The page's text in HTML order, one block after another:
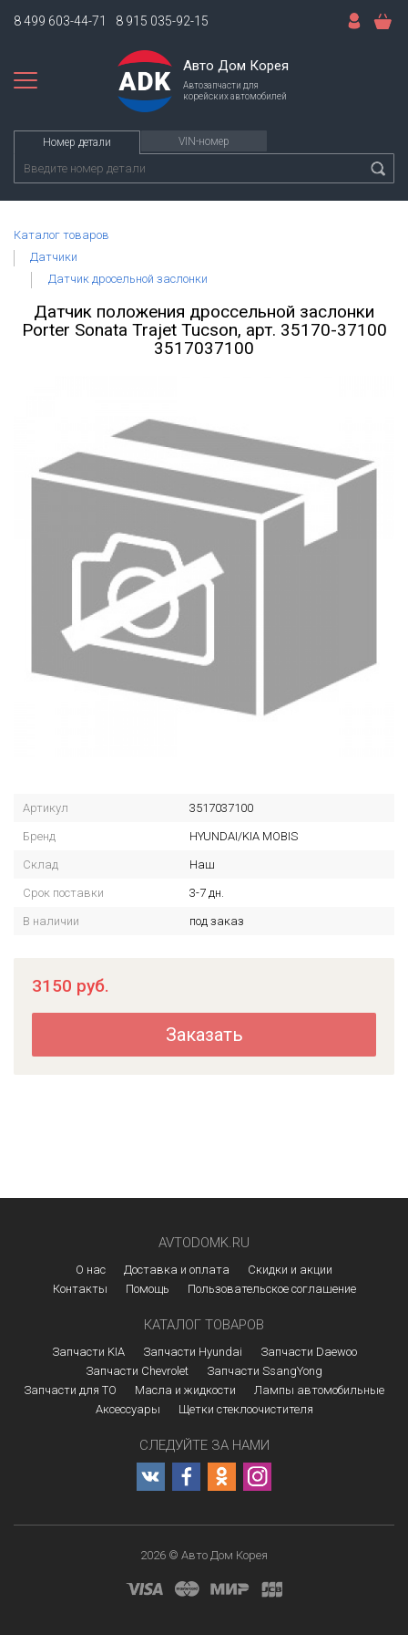
8 499 603-44-71 8 915 035-92-15
Авто Дом Корея
Автозапчасти для
корейских автомобилей
Номер детали VIN-номер
Каталог товаров
Датчики
Датчик дросельной заслонки
Датчик положения дроссельной заслонки
Porter Sonata Trajet Tucson, арт. 35170-37100
3517037100
Артикул 3517037100
Бренд HYUNDAI/KIA MOBIS
Склад Наш
Срок поставки 3-7 дн.
В наличии под заказ
3150 руб.
Заказать
AVTODOMK.RU
О нас Доставка и оплата
Скидки и акции
Контакты
Помощь Пользовательское соглашение
КАТАЛОГ ТОВАРОВ
Запчасти KIA Запчасти Hyundai
Запчасти Daewoo
Запчасти Chevrolet
Запчасти SsangYong
Запчасти для ТО
Масла и жидкости
Лампы автомобильные
Аксессуары
Щетки стеклоочистителя
СЛЕДУЙТЕ ЗА НАМИ
2026 © Авто Дом Корея